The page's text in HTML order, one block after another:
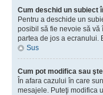
Cum deschid un subiect
Pentru a deschide un
posibil să fie nevoie să vă
partea de jos a ecranului.
Sus
Cum pot modifica sau
În afara cazului în care
mesajele. Puteţi modifica